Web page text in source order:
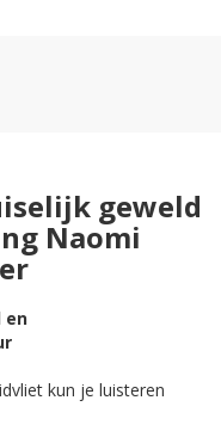
geweld
Naomi
en
kun je luisteren